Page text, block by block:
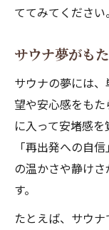
ててみてください。
サウナ夢がも
サウナの夢には
望や安心感をも
に入って安堵感
「再出発への自
の温かさや静け
す。
たとえば、サウ